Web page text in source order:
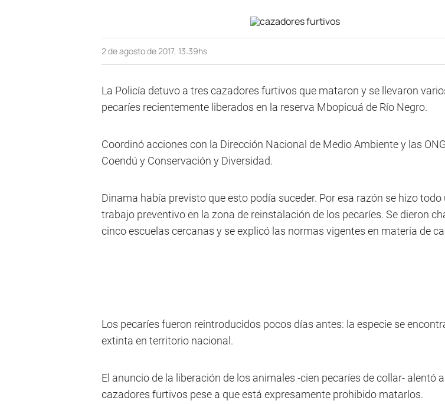
2 de agosto de 2017, 13:39hs
La Policía detuvo a tres cazadores furtivos que mataron y se llevaron
pecaríes recientemente liberados en la reserva Mbopicuá de Río Negro.
Coordinó acciones con la Dirección Nacional de Medio Ambiente y las
Coendú y Conservación y Diversidad.
Dinama había previsto que esto podía suceder. Por esa razón se hizo todo
trabajo preventivo en la zona de reinstalación de los pecaríes. Se dieron
cinco escuelas cercanas y se explicó las normas vigentes en materia de
Los pecaríes fueron reintroducidos pocos días antes: la especie se
extinta en territorio nacional.
El anuncio de la liberación de los animales -cien pecaríes de collar- alentó
cazadores furtivos pese a que está expresamente prohibido matarlos.